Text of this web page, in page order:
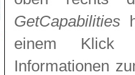
GetCapabilities
einem Klick
Informationen